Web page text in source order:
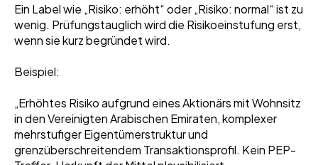
Ein Label wie „Risiko: erhöht“ oder „Risiko: normal“ ist zu
wenig. Prüfungstauglich wird die Risikoeinstufung erst,
wenn sie kurz begründet wird.
Beispiel:
„Erhöhtes Risiko aufgrund eines Aktionärs mit Wohnsitz
in den Vereinigten Arabischen Emiraten, komplexer
mehrstufiger Eigentümerstruktur und
grenzüberschreitendem Transaktionsprofil. Kein PEP-